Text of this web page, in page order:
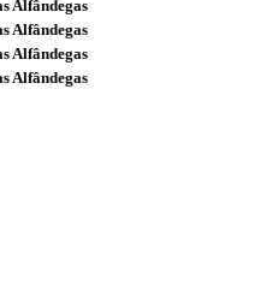
Alfândegas
Alfândegas
Alfândegas
Alfândegas